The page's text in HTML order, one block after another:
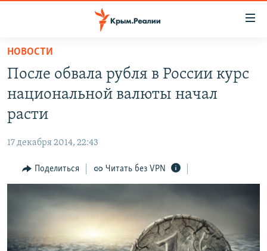
Вернуться
основному
содержанию
главной
навигации
Вернутся
11 ЛЕТ ОККУПАЦИИ КРЫМА. 11 ИСТОРИЙ СОПРОТИВЛЕНИЯ
ЕЩЕ
ИНТЕРАКТИВ
ТЕЛЕПРОЕКТ КРЫМ.РЕАЛИИ
РАДІО СВОБОДА
Qırımtatar
НОВОСТИ
После обвала рубля в России курс
национальной валюты начал
расти
17 декабря 2014, 22:43
Поделиться Читать без VPN